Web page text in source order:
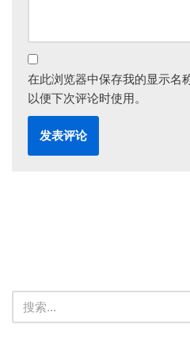
在此浏览器中保存我的显示名
以便下次评论时使用。